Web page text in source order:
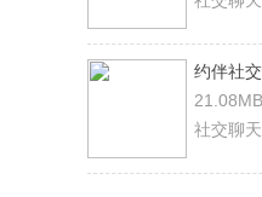
约伴社
机版
21.08MB
社交聊天